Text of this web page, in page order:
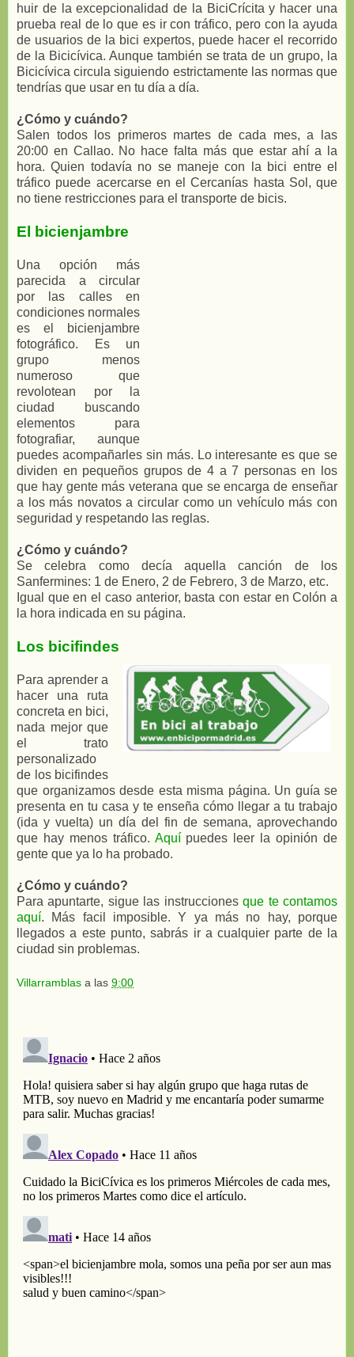
huir de la excepcionalidad de la BiciCrícita y hacer una
prueba real de lo que es ir con tráfico, pero con la ayuda
de usuarios de la bici expertos, puede hacer el recorrido
de la Bicicívica. Aunque también se trata de un grupo, la
Bicicívica circula siguiendo estrictamente las normas que
tendrías que usar en tu día a día.
¿Cómo y cuándo?
Salen todos los primeros martes de cada mes, a las
20:00 en Callao. No hace falta más que estar ahí a la
hora. Quien todavía no se maneje con la bici entre el
tráfico puede acercarse en el Cercanías hasta Sol, que
no tiene restricciones para el transporte de bicis.
El bicienjambre
Una opción más
parecida a circular
por las calles en
condiciones normales
es el bicienjambre
fotográfico. Es un
grupo menos
numeroso que
revolotean por la
ciudad buscando
elementos para
fotografiar, aunque
puedes acompañarles sin más. Lo interesante es que se
dividen en pequeños grupos de 4 a 7 personas en los
que hay gente más veterana que se encarga de enseñar
a los más novatos a circular como un vehículo más con
seguridad y respetando las reglas.
¿Cómo y cuándo?
Se celebra como decía aquella canción de los
Sanfermines: 1 de Enero, 2 de Febrero, 3 de Marzo, etc.
Igual que en el caso anterior, basta con estar en Colón a
la hora indicada en su página.
Los bicifindes
Para aprender a
hacer una ruta
concreta en bici,
nada mejor que
el trato
personalizado
de los bicifindes
que organizamos desde esta misma página. Un guía se
presenta en tu casa y te enseña cómo llegar a tu trabajo
(ida y vuelta) un día del fin de semana, aprovechando
que hay menos tráfico. Aquípuedes leer la opinión de
gente que ya lo ha probado.
¿Cómo y cuándo?
Para apuntarte, sigue las instruccionesque te contamos
aquí. Más facil imposible. Y ya más no hay, porque
llegados a este punto, sabrás ir a cualquier parte de la
ciudad sin problemas.
Villarramblas a las 9:00